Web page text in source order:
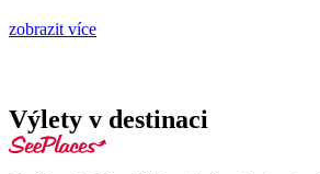
zobrazit více
Výlety v destinaci